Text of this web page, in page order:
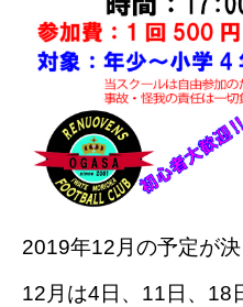
2019年12月の予定が決
12月は4日、11日、18